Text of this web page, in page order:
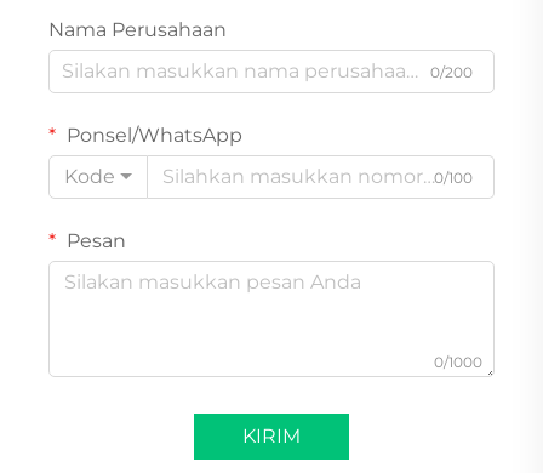
Nama Perusahaan
0/200
Ponsel/WhatsApp
Kode
0/100
Pesan
0/1000
KIRIM